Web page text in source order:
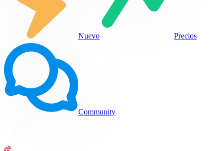
Nuevo Precios
Community